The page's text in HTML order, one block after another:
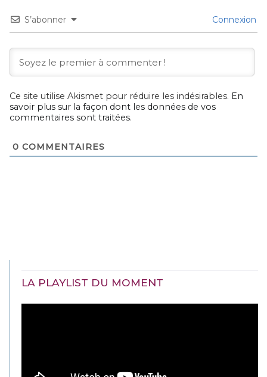
S’abonner Connexion
Ce site utilise Akismet pour réduire les indésirables. En
savoir plus sur la façon dont les données de vos
commentaires sont traitées.
0 COMMENTAIRES
LA PLAYLIST DU MOMENT